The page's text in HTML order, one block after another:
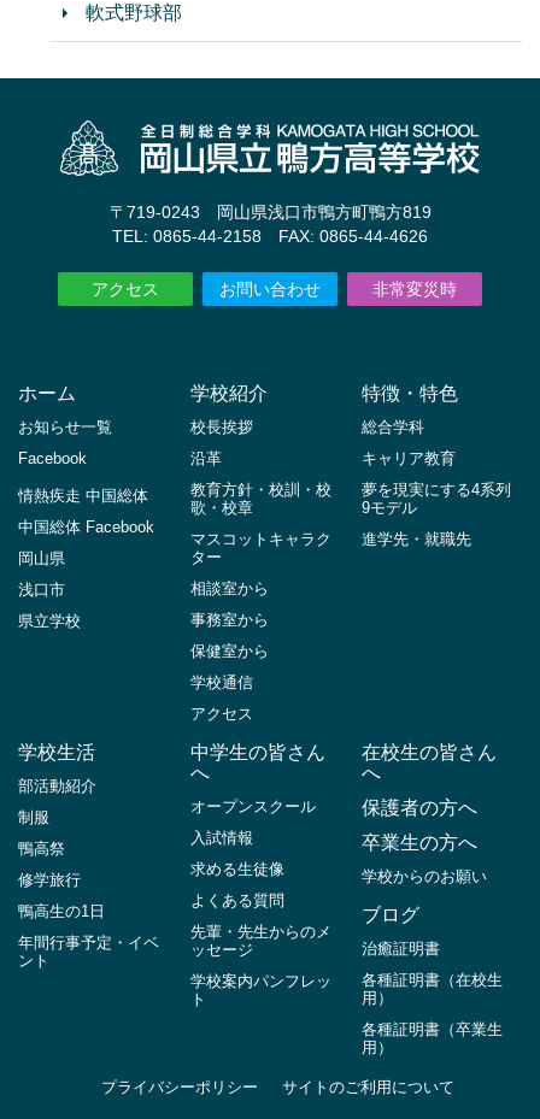
軟式野球部
〒719-0243 岡山県浅口市鴨方町鴨方819
TEL: 0865-44-2158 FAX: 0865-44-4626
アクセス お問い合わせ 非常変災時
ホーム
お知らせ一覧
Facebook
情熱疾走 中国総体
中国総体 Facebook
岡山県
浅口市
県立学校
学校紹介
校長挨拶
沿革
教育方針・校訓・校
歌・校章
マスコットキャラク
ター
相談室から
事務室から
保健室から
学校通信
アクセス
特徴・特色
総合学科
キャリア教育
夢を現実にする4系列
9モデル
進学先・就職先
学校生活
部活動紹介
制服
鴨高祭
修学旅行
鴨高生の1日
年間行事予定・イベ
ント
中学生の皆さん
へ
オープンスクール
入試情報
求める生徒像
よくある質問
先輩・先生からのメ
ッセージ
学校案内パンフレッ
ト
在校生の皆さん
へ
保護者の方へ
卒業生の方へ
学校からのお願い
ブログ
治癒証明書
各種証明書（在校生
用）
各種証明書（卒業生
用）
プライバシーポリシー サイトのご利用について